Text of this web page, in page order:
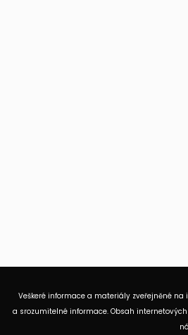
Veškeré informace a materiály zveřejněné
a srozumitelné informace. Obsah